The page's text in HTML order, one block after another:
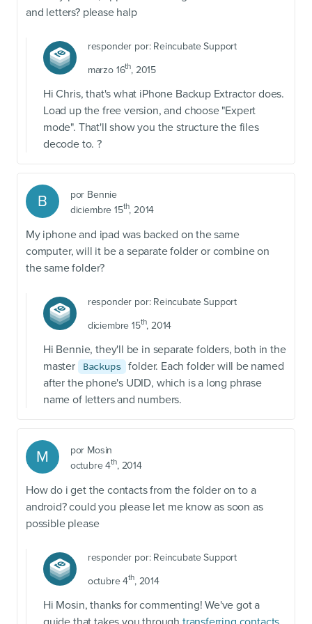
and letters? please halp
responder por: Reincubate Support
marzo 16th, 2015
Hi Chris, that's what iPhone Backup Extractor does.
Load up the free version, and choose "Expert
mode". That'll show you the structure the files
decode to. ?
B por Bennie
diciembre 15th, 2014
My iphone and ipad was backed on the same
computer, will it be a separate folder or combine on
the same folder?
responder por: Reincubate Support
diciembre 15th, 2014
Hi Bennie, they'll be in separate folders, both in the
master
Backups folder. Each folder will be named
after the phone's UDID, which is a long phrase
name of letters and numbers.
M por Mosin
octubre 4th, 2014
How do i get the contacts from the folder on to a
android? could you please let me know as soon as
possible please
responder por: Reincubate Support
octubre 4th, 2014
Hi Mosin, thanks for commenting! We've got a